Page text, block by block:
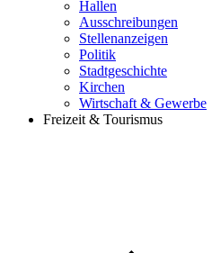
Hallen
Ausschreibungen
Stellenanzeigen
Politik
Stadtgeschichte
Kirchen
Wirtschaft & Gewerbe
Freizeit & Tourismus